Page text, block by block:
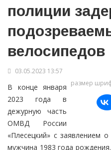
полиции
велосипедов
03.05.2023 13:57
размер
В конце января
2023 года в
дежурную часть
ОМВД России
«Плесецкий» с заявлением
мужчина 1983 года